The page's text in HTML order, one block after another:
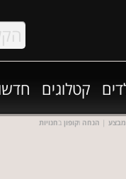
קטלוגים
מבצע | הנחה וקופון בחנויות